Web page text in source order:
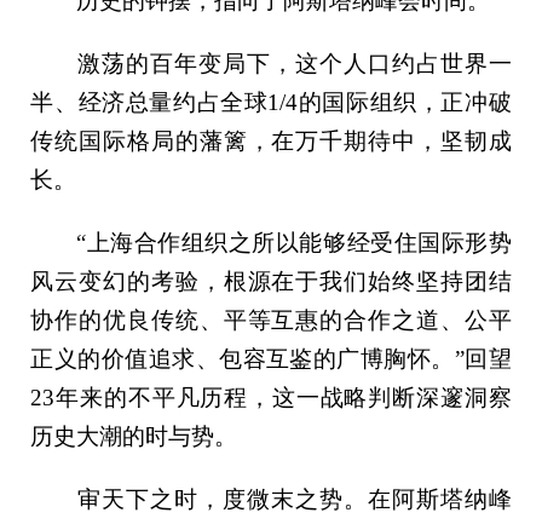
激荡的百年变局下，这个人口约占世界一
半、经济总量约占全球1/4的国际组织，正冲破
传统国际格局的藩篱，在万千期待中，坚韧成
长。
“上海合作组织之所以能够经受住国际形势
风云变幻的考验，根源在于我们始终坚持团结
协作的优良传统、平等互惠的合作之道、公平
正义的价值追求、包容互鉴的广博胸怀。”回望
23年来的不平凡历程，这一战略判断深邃洞察
历史大潮的时与势。
审天下之时，度微末之势。在阿斯塔纳峰